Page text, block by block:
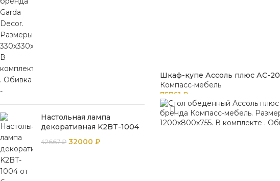
Настольная лампа
декоративная K2BT-1004
42667₽ 32000 ₽
Шкаф-купе Ассоль плюс АС-20
Компасс-мебель
75761 ₽